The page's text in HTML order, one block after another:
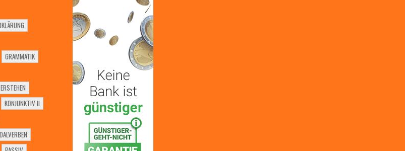
GRAMMATIK
KONJUNKTIV II